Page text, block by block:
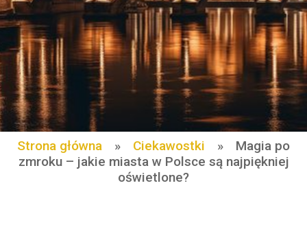
Strona główna » Ciekawostki »
Magia po
zmroku – jakie miasta w Polsce są najpiękniej
oświetlone?